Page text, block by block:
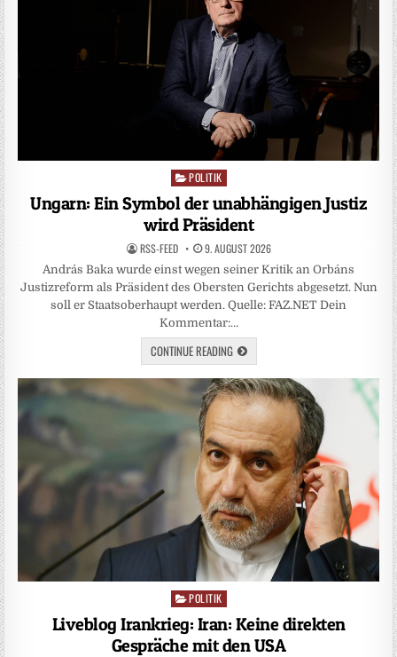
Posted
in
POLITIK
Ungarn: Ein Symbol der unabhängigen Justiz
wird Präsident
RSS-FEED 9. AUGUST 2026
András Baka wurde einst wegen seiner Kritik an Orbáns
Justizreform als Präsident des Obersten Gerichts abgesetzt. Nun
soll er Staatsoberhaupt werden. Quelle: FAZ.NET Dein
Kommentar:…
CONTINUE READING
Posted
in
POLITIK
Liveblog Irankrieg: Iran: Keine direkten
Gespräche mit den USA